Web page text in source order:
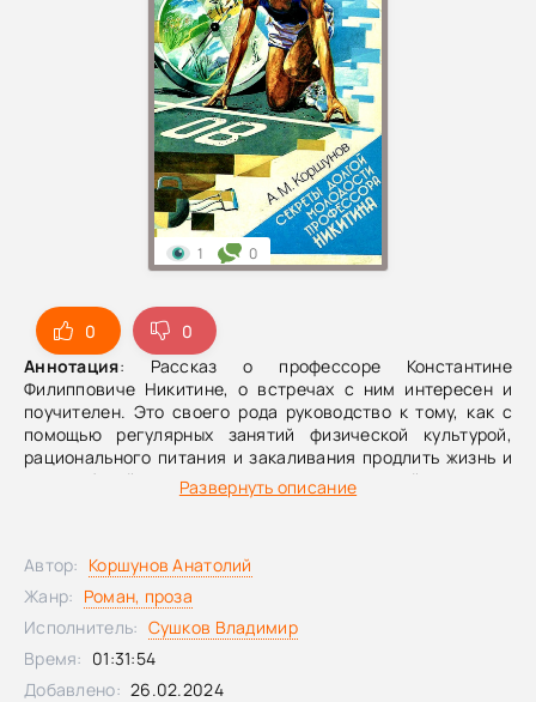
0
0
Аннотация: Рассказ о профессоре Константине
Филипповиче Никитине, о встречах с ним интересен и
поучителен. Это своего рода руководство к тому, как с
помощью регулярных занятий физической культурой,
рационального питания и закаливания продлить жизнь и
до глубокой старости созранить молодой задор и
физическую активность.Брошюра интересна по двум
упражнений для профилактики остеохондроза (и для
решения проблем с позвоночником вообще), что сегодня
для многих актуально. Во-вторых, К.Ф. Никитин — это не
выдуманный персонаж, а реальный человек, проживший
97 лет, и тем самым доказавший эффективность своей
системы на собственном примере.
Развернуть описание
1 0
Автор: Коршунов Анатолий
Жанр: Роман, проза
Исполнитель: Сушков Владимир
Время: 01:31:54
Добавлено: 26.02.2024